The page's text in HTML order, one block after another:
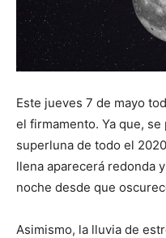
Este jueves 7 de mayo
el firmamento. Ya que,
superluna de todo el
llena aparecerá redonda
noche desde que
Asimismo, la lluvia de